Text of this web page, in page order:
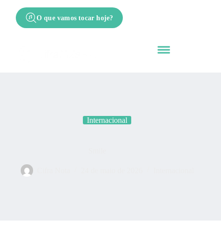
O que vamos tocar hoje?
Internacional